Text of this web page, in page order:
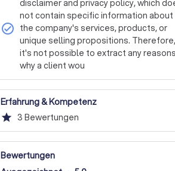
check_circle
disclaimer and privacy policy, which
not contain specific information about
the company's services, products, or
unique selling propositions. Therefore,
it's not possible to extract any reasons
why a client wou
Erfahrung & Kompetenz
star 3 Bewertungen
Bewertungen